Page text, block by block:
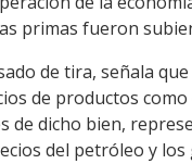
primas fueron
de tira, señala
de productos
dicho bien,
del petróleo y los